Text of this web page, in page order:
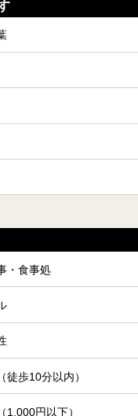
・食事処
徒歩10分以内）
1,000円以下）